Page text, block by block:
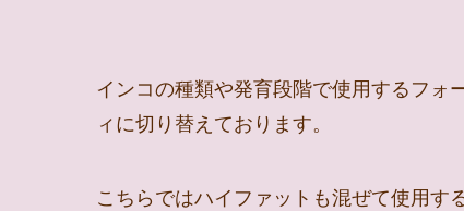
インコの種類や発育段階で使用するフォ
ィに切り替えております。
こちらではハイファットも混ぜて使用す